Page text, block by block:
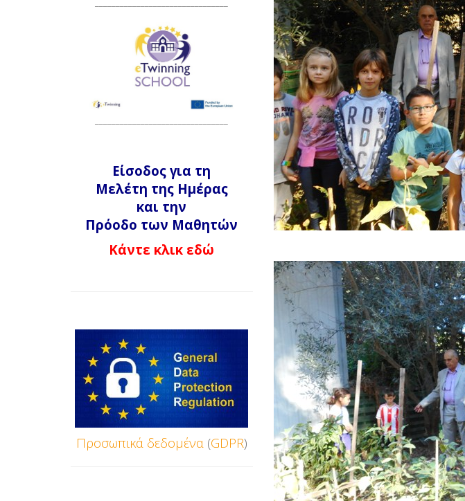
Είσοδος για τη
Μελέτη της Ημέρας
και την
Πρόοδο των Μαθητών
Κάντε κλικ εδώ
Προσωπικά δεδομένα (GDPR)